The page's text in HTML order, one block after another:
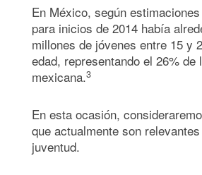
En México, según
para inicios de 2014 había
millones de jóvenes entre 15 y
edad, representando el 26% de
mexicana.3
En esta ocasión,
que actualmente son
juventud.